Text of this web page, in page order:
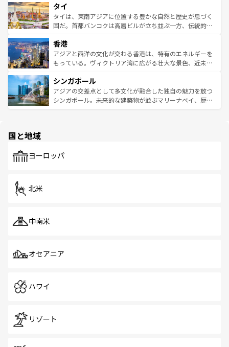
リティに包まれながら、韓国の多彩な魅力を心ゆくまで味
わってみてほしい。 なお、新着の韓国情報はコンテンツ一
覧を参照してほしい。
急速な発展と共に伝統が息づく。ハノイの古い町並みやホ
ーチミン市のフランス統治時代の建物も、独特の雰囲気を
醸し出している。また、バラエティの豊かさとおいしさで
とつ。フォーやバインミー、ベトナムコーヒーなどは、ぜ
ひ現地で味わいたい。どの地域を訪れてもあたたかい人々
が旅行者を迎えてくれるので、きっと忘れられない旅にな
参照してほしい。
タイ
タイは、東南アジアに位置する豊かな自然と歴史が息づく
国だ。首都バンコクは高層ビルが立ち並ぶ一方、伝統的な
の活気が交差している。北部ではチェンマイなどの山岳地
帯で自然と触れ合い、南部ではプーケットやクラビの美し
いビーチでリゾート気分を楽しむことができる。タイ料理
激する。気候は一年中温暖で、どの季節にも異なる楽しみ
が待っている。親しみやすいタイの人々、仏教を中心とし
た文化、そして多様な観光資源が、訪れる旅人を魅了し続
香港
アジアと西洋の文化が交わる香港は、特有のエネルギーを
もっている。ヴィクトリア湾に広がる壮大な景色、近未来
み、どこを訪れても感動するはず。観光スポットが密集し
ており、効率よく見どころを回れるのも魅力。息をのむよ
うな絶景から文化的な体験まで、香港を存分に楽しみ尽く
シンガポール
アジアの交差点として多文化が融合した独自の魅力を放つ
シンガポール。未来的な建築物が並ぶマリーナベイ、歴史
で、ホーカーズは地元の風情を楽しめる外せないスポット
国と地域
ヨーロッパ
北米
中南米
オセアニア
ハワイ
リゾート